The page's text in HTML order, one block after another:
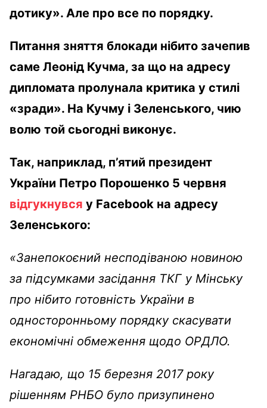
дотику». Але про все по порядку.
Питання зняття блокади нібито зачепив
саме Леонід Кучма, за що на адресу
дипломата пролунала критика у стилі
«зради». На Кучму і Зеленського, чию
волю той сьогодні виконує.
Так, наприклад, п’ятий президент
України Петро Порошенко 5 червня
відгукнувся у Facebook на адресу
Зеленського:
«Занепокоєний несподіваною новиною
за підсумками засідання ТКГ у Мінську
про нібито готовність України в
односторонньому порядку скасувати
економічні обмеження щодо ОРДЛО.
Нагадаю, що 15 березня 2017 року
рішенням РНБО було призупинено